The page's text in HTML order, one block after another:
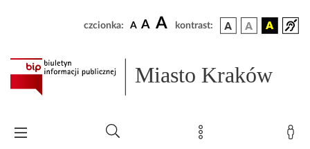
czcionka: A A A kontrast:
Miasto Kraków